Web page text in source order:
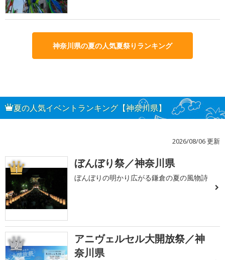
神奈川県の夏の人気夏祭りランキング
夏の人気イベントランキング【神奈川県】
2026/08/06 更新
1 ぼんぼり祭／神奈川県
ぼんぼりの明かり広がる鎌倉の夏の風物詩
2
アニヴェルセル大開放祭／神
奈川県